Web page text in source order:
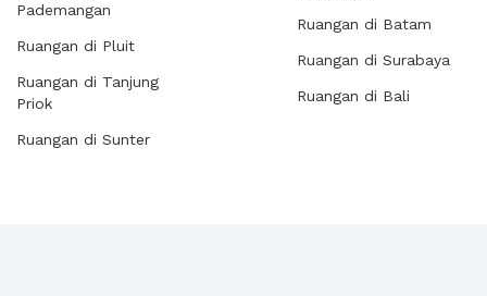
Pademangan
Ruangan di Pluit
Ruangan di Tanjung
Priok
Ruangan di Sunter
Ruangan di Batam
Ruangan di Surabaya
Ruangan di Bali